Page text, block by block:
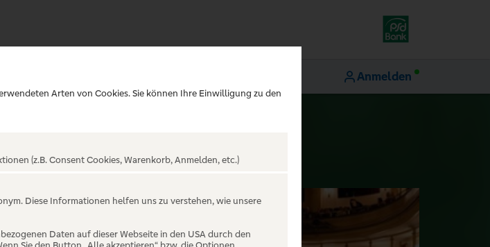
Anmelden
Arten von Cookies. Sie können Ihre Einwilligung zu den
(z.B. Consent Cookies, Warenkorb, Anmelden, etc.)
Diese Informationen helfen uns zu verstehen, wie unsere
Daten auf dieser Webseite in den USA durch den